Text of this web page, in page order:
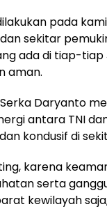
pada
sekitar
ada di tiap-
aman.
Daryanto
antara TNI
kondusif di
karena
serta
kewilayah